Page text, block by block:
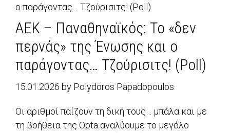
o παράγοντας… Τζούρισιτς! (Poll)
ΑΕΚ – Παναθηναϊκός: Το «δεν
περνάς» της Ένωσης και o
παράγοντας… Τζούρισιτς! (Poll)
15.01.2026 by Polydoros Papadopoulos
Οι αριθμοί παίζουν τη δική τους… μπάλα και με
τη βοήθεια της Opta αναλύουμε το μεγάλο